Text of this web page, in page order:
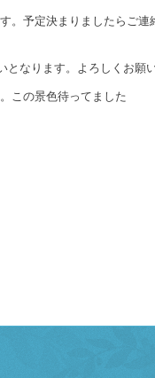
。予定決まりましたらご
なります。よろしくお願
この景色待ってました